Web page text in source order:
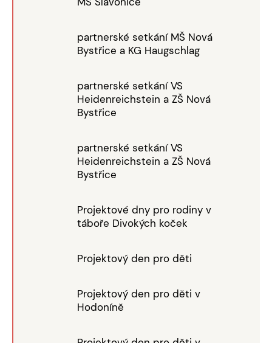
partnerské setkání MŠ Nová
Bystřice a KG Haugschlag
partnerské setkání VS
Heidenreichstein a ZŠ Nová
Bystřice
partnerské setkání VS
Heidenreichstein a ZŠ Nová
Bystřice
Projektové dny pro rodiny v
táboře Divokých koček
Projektový den pro děti
Projektový den pro děti v
Hodoníně